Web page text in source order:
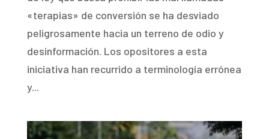
«terapias» de conversión se ha desviado
peligrosamente hacia un terreno de odio y
desinformación. Los opositores a esta
iniciativa han recurrido a terminología errónea
y...